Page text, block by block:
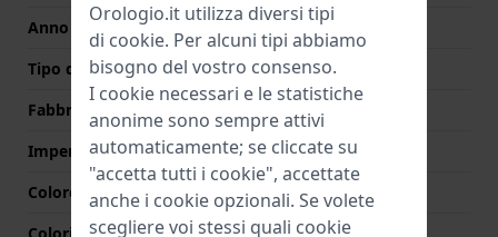
Anno
2025 Primavera/Estate
Tipo di display
Analogico
Fabbricato in Svizzera
Impermeabilità
5 Bar (doccia)
Colore quadrante
Azzurro o blu
Orologio.it utilizza diversi tipi
di cookie. Per alcuni tipi abbiamo
bisogno del vostro consenso.
I cookie necessari e le statistiche
anonime sono sempre attivi
automaticamente; se cliccate su
"accetta tutti i cookie", accettate
anche i cookie opzionali. Se volete
scegliere voi stessi quali cookie